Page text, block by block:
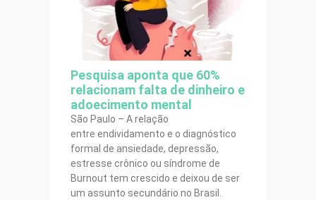
Pesquisa aponta que 60%
relacionam falta de dinheiro e
adoecimento mental
São Paulo – A relação
entre endividamento e o diagnóstico
formal de ansiedade, depressão,
estresse crônico ou síndrome de
Burnout tem crescido e deixou de ser
um assunto secundário no Brasil.